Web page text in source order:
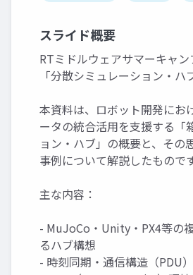
スライド概要
RTミドルウェアサマーキャ
「分散シミュレーション・ハ
本資料は、ロボット開発にお
ータの統合活用を支援する「
ョン・ハブ」の概要と、その
事例について解説したものです
主な内容：
- MuJoCo・Unity・PX4等の
るハブ構想
- 時刻同期・通信構造（PDU